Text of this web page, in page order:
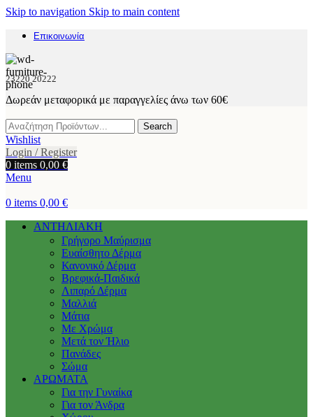
Skip to navigation Skip to main content
Επικοινωνία
23220 20222
Δωρεάν μεταφορικά με παραγγελίες άνω των 60€
Search
Wishlist
Login / Register
0 items 0,00 €
Menu
0 items 0,00 €
ΑΝΤΗΛΙΑΚΗ
Γρήγορο Μαύρισμα
Ευαίσθητο Δέρμα
Κανονικό Δέρμα
Βρεφικά-Παιδικά
Λιπαρό Δέρμα
Μαλλιά
Μάτια
Με Χρώμα
Μετά τον Ήλιο
Πανάδες
Σώμα
ΑΡΩΜΑΤΑ
Για την Γυναίκα
Για τον Άνδρα